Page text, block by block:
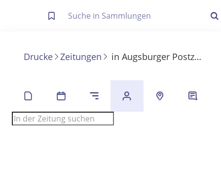
Die letzte Trefferliste besteht aus Ihrer letzten Suche, samt
Anzeigen
Zuletzt gesucht
Drucke Zeitungen in Augsburger Postzeitung